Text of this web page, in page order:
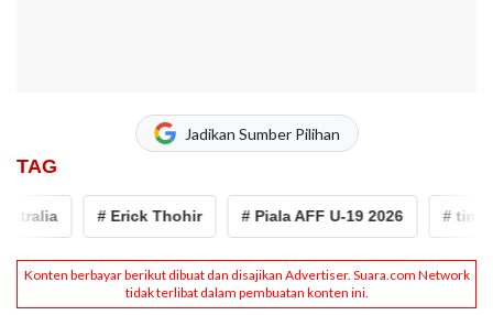
Jadikan Sumber Pilihan
TAG
# Erick Thohir # Piala AFF U-19 2026 # timnas